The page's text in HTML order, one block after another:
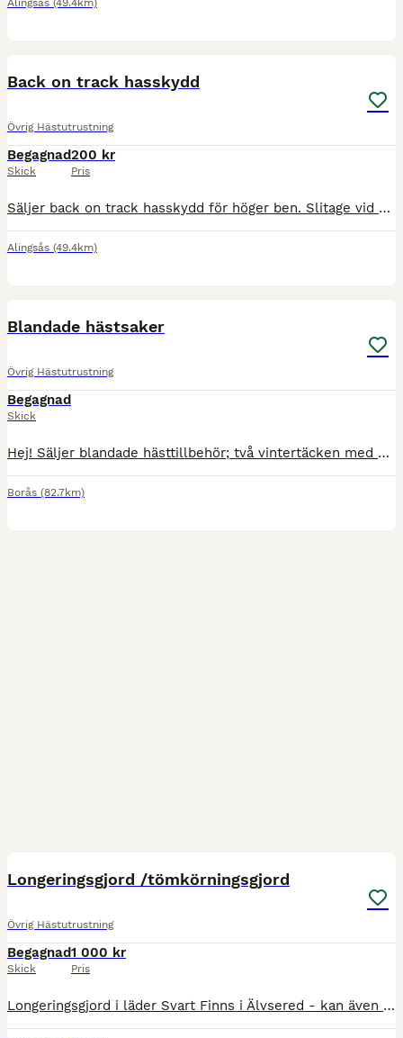
Alingsås (49.4km)
Back on track hasskydd
Övrig Hästutrustning
Begagnad
Skick
200 kr
Pris
Säljer back on track hasskydd för höger ben. Slitage vid kardborre men inget som påverkar funktionen.
Alingsås (49.4km)
Blandade hästsaker
Övrig Hästutrustning
Begagnad
Skick
Hej! Säljer blandade hästtillbehör; två vintertäcken med hals i strl 165, helt nya och oanvända reflexer. Vit huva (oanvänd), Dressyrschabrak i använt skick. Kom med bud på allt eller styckvis. Skic
Borås (82.7km)
Longeringsgjord /tömkörningsgjord
Övrig Hästutrustning
Begagnad
Skick
1 000 kr
Pris
Longeringsgjord i läder Svart Finns i Älvsered - kan även mötas upp i Alingsås efter överenskommelse